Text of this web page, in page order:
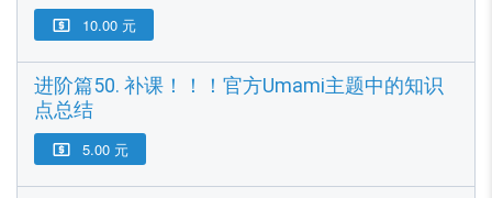
 10.00 元
进阶篇50. 补课！！！官方Umami主题中的知识
点总结
 5.00 元